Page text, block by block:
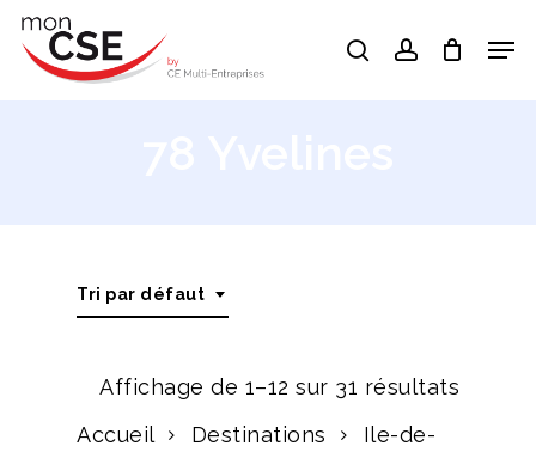
Skip
searchaccount
Tri par défaut
Affichage de 1–12 sur 31 résultats
Accueil
Destinations
Ile-de-